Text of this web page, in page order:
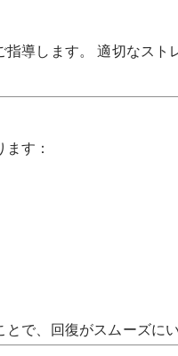
導します。 適切なス
す：
で、回復がスムーズにい